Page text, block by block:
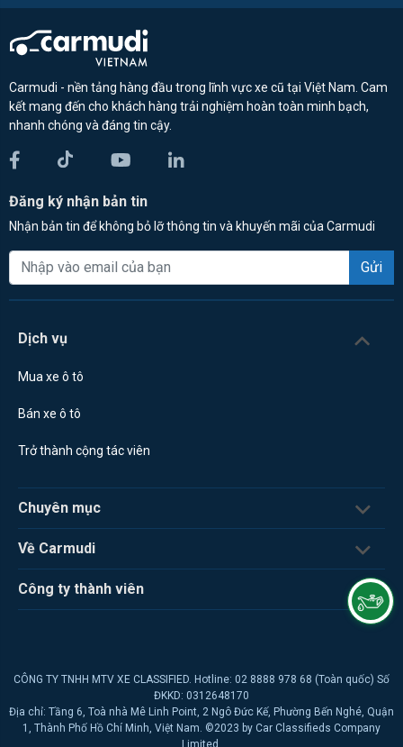
Carmudi - nền tảng hàng đầu trong lĩnh vực xe cũ tại Việt Nam. Cam
kết mang đến cho khách hàng trải nghiệm hoàn toàn minh bạch,
nhanh chóng và đáng tin cậy.
Đăng ký nhận bản tin
Nhận bản tin để không bỏ lỡ thông tin và khuyến mãi của Carmudi
Gửi
Dịch vụ
Mua xe ô tô
Bán xe ô tô
Trở thành cộng tác viên
Chuyên mục
Về Carmudi
Công ty thành viên
CÔNG TY TNHH MTV XE CLASSIFIED. Hotline: 02 8888 978 68 (Toàn quốc) Số
ĐKKD: 0312648170
Địa chỉ: Tầng 6, Toà nhà Mê Linh Point, 2 Ngô Đức Kế, Phường Bến Nghé, Quận
1, Thành Phố Hồ Chí Minh, Việt Nam. ©2023 by Car Classifieds Company
Limited.